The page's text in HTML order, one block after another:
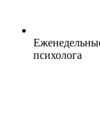
психолога